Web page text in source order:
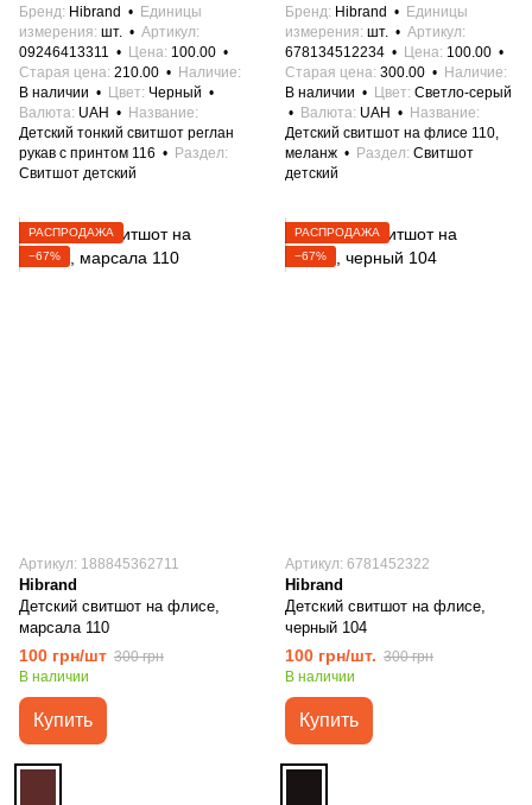
Бренд Hibrand
Единицы
измерения шт.
Артикул
09246413311
Цена 100.00
Старая цена 210.00
Наличие
В наличии
Цвет Черный
Валюта UAH
Название
Детский тонкий свитшот реглан
рукав с принтом 116
Раздел
Свитшот детский
Бренд Hibrand
Единицы
измерения шт.
Артикул
678134512234
Цена 100.00
Старая цена 300.00
Наличие
В наличии
Цвет Светло-серый
Валюта UAH
Название
Детский свитшот на флисе 110,
меланж
Раздел Свитшот
детский
РАСПРОДАЖА
−67%
Артикул: 188845362711
Hibrand
Детский свитшот на флисе,
марсала 110
100 грн/шт 300 грн
В наличии
Купить
РАСПРОДАЖА
−67%
Артикул: 6781452322
Hibrand
Детский свитшот на флисе,
черный 104
100 грн/шт. 300 грн
В наличии
Купить